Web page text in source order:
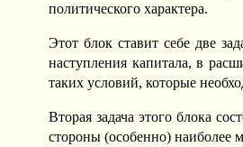
политического характера.
Этот блок ставит себе две
наступления капитала, в
таких условий, которые
Вторая задача этого блока
стороны (особенно) наиболее